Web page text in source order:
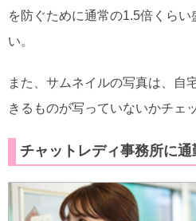
を防ぐために通常の1.5倍くら
い。
また、サムネイルの写真は、自
きるものが写っていないかチェ
チャットレディ事務所に通